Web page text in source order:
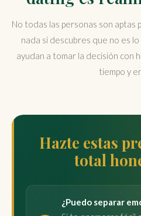
No todas las personas son aptas
nada si descubres que no es
ayudan a tomar la decisión
tiempo y
Hazte estas
total
¿Puedo separar